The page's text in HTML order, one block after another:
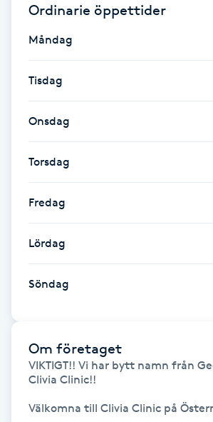
Hårvård
Hälsa
Hälsprickor
Idrottsmassage
IPL hårborttagning
IR-massage
Japansk massage
Ordinarie öppettider
Måndag
Tisdag
Onsdag
Torsdag
Fredag
Lördag
Söndag
Om företaget
VIKTIGT!! Vi har bytt namn från
Clivia Clinic!!
Välkomna till Clivia Clinic på